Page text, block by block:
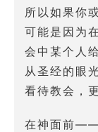
所以如果你
可能是因为
会中某个人
从圣经的眼
看待教会，
在神面前——